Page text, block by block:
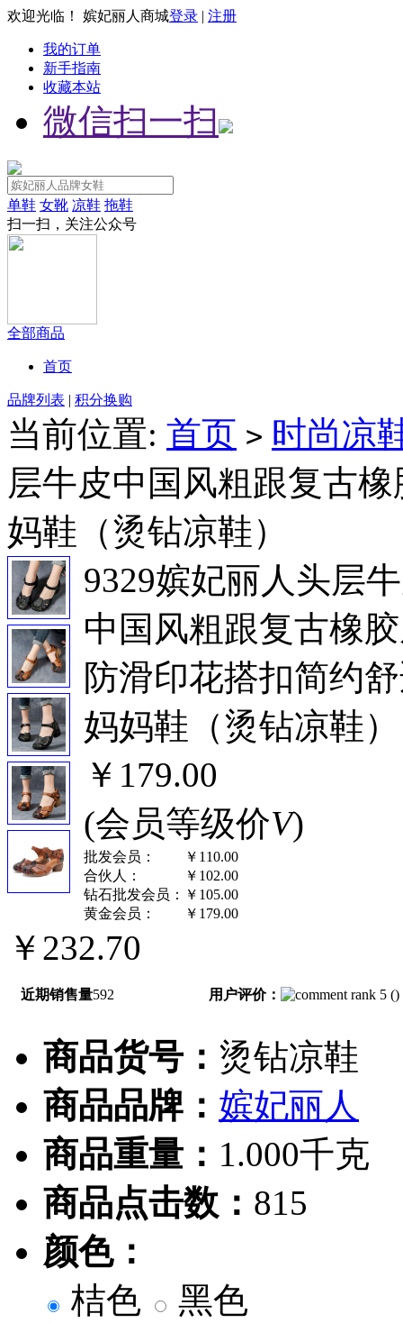
欢迎光临！ 嫔妃丽人商城登录 | 注册
我的订单
新手指南
收藏本站
微信扫一扫
单鞋 女靴 凉鞋 拖鞋
扫一扫，关注公众号
全部商品
首页
品牌列表 | 积分换购
当前位置: 首页 > 时尚凉
层牛皮中国风粗跟复古
妈鞋（烫钻凉鞋）
9329嫔妃丽人头层
中国风粗跟复古橡
防滑印花搭扣简约
妈妈鞋（烫钻凉鞋）
￥179.00
(会员等级价V)
批发会员：
￥110.00
合伙人：
￥102.00
钻石批发会员：
￥105.00
黄金会员：
￥179.00
￥232.70
近期销售量592 用户评价： ()
商品货号： 烫钻凉鞋
商品品牌： 嫔妃丽人
商品重量： 1.000千克
商品点击数： 815
颜色：
桔色
黑色